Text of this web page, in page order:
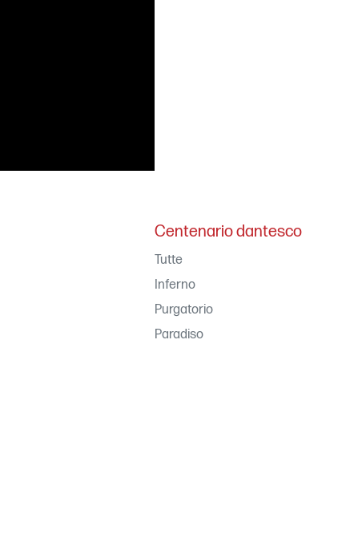
Centenario dantesco
Tutte
Inferno
Purgatorio
Paradiso